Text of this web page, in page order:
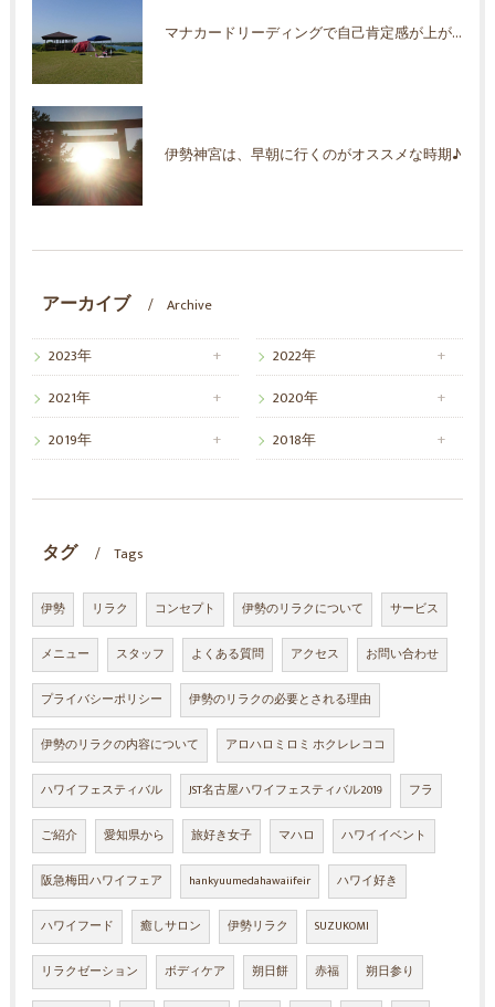
マナカードリーディングで自己肯定感が上がった！
伊勢神宮は、早朝に行くのがオススメな時期♪
アーカイブ Archive
2023年
2022年
2021年
2020年
2019年
2018年
タグ Tags
伊勢 リラク コンセプト 伊勢のリラクについて サービス
メニュー スタッフ よくある質問 アクセス お問い合わせ
プライバシーポリシー 伊勢のリラクの必要とされる理由
伊勢のリラクの内容について アロハロミロミ ホクレレココ
ハワイフェスティバル JST名古屋ハワイフェスティバル2019 フラ
ご紹介 愛知県から 旅好き女子 マハロ ハワイイベント
阪急梅田ハワイフェア hankyuumedahawaiifeir ハワイ好き
ハワイフード 癒しサロン 伊勢リラク SUZUKOMI
リラクゼーション ボディケア 朔日餅 赤福 朔日参り